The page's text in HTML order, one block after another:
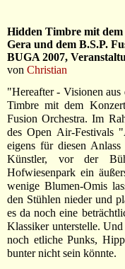
Hidden Timbre mit dem
Gera und dem B.S.P.
BUGA 2007,
von Christian
"Hereafter - Visionen
Timbre mit dem
Fusion Orchestra. Im
des Open Air-Festivals
eigens für diesen
Künstler, vor der
Hofwiesenpark ein
wenige Blumen-Omis
den Stühlen nieder und
es da noch eine
Klassiker unterstelle.
noch etliche Punks,
bunter nicht sein könnte.